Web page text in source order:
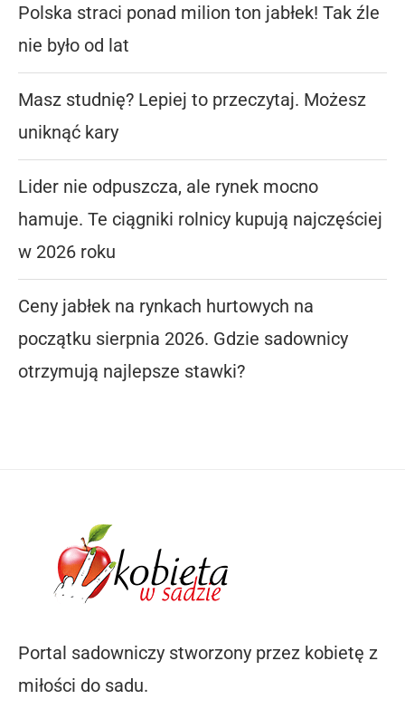
Polska straci ponad milion ton jabłek! Tak źle
nie było od lat
Masz studnię? Lepiej to przeczytaj. Możesz
uniknąć kary
Lider nie odpuszcza, ale rynek mocno
hamuje. Te ciągniki rolnicy kupują najczęściej
w 2026 roku
Ceny jabłek na rynkach hurtowych na
początku sierpnia 2026. Gdzie sadownicy
otrzymują najlepsze stawki?
Portal sadowniczy stworzony przez kobietę z
miłości do sadu.